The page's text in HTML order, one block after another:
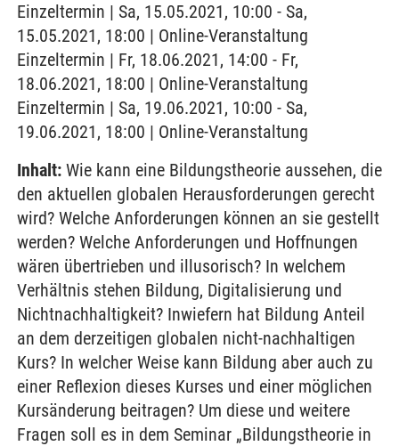
Einzeltermin | Sa, 15.05.2021, 10:00 - Sa,
15.05.2021, 18:00 | Online-Veranstaltung
Einzeltermin | Fr, 18.06.2021, 14:00 - Fr,
18.06.2021, 18:00 | Online-Veranstaltung
Einzeltermin | Sa, 19.06.2021, 10:00 - Sa,
19.06.2021, 18:00 | Online-Veranstaltung
Inhalt: Wie kann eine Bildungstheorie aussehen, die
den aktuellen globalen Herausforderungen gerecht
wird? Welche Anforderungen können an sie gestellt
werden? Welche Anforderungen und Hoffnungen
wären übertrieben und illusorisch? In welchem
Verhältnis stehen Bildung, Digitalisierung und
Nichtnachhaltigkeit? Inwiefern hat Bildung Anteil
an dem derzeitigen globalen nicht-nachhaltigen
Kurs? In welcher Weise kann Bildung aber auch zu
einer Reflexion dieses Kurses und einer möglichen
Kursänderung beitragen? Um diese und weitere
Fragen soll es in dem Seminar „Bildungstheorie in